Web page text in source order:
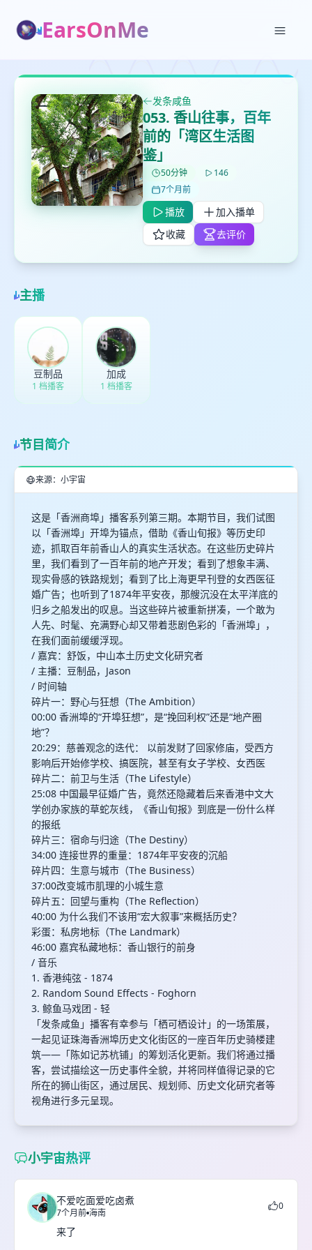
EarsOnMe
发条咸鱼
053. 香山往事，百年
前的「湾区生活图
鉴」
50分钟
146
7个月前
播放
加入播单
收藏
去评价
主播
豆制品
1 档播客
加成
1 档播客
节目简介
来源：小宇宙
这是「香洲商埠」播客系列第三期。本期节目，我们试图
以「香洲埠」开埠为锚点，借助《香山旬报》等历史印
迹，抓取百年前香山人的真实生活状态。在这些历史碎片
里，我们看到了一百年前的地产开发；看到了想象丰满、
现实骨感的铁路规划；看到了比上海更早刊登的女西医征
婚广告；也听到了1874年平安夜，那艘沉没在太平洋底的
归乡之船发出的叹息。当这些碎片被重新拼凑，一个敢为
人先、时髦、充满野心却又带着悲剧色彩的「香洲埠」，
在我们面前缓缓浮现。
/ 嘉宾：舒饭，中山本土历史文化研究者
/ 主播：豆制品，Jason
/ 时间轴
碎片一：野心与狂想（The Ambition）
00:00 香洲埠的“开埠狂想”，是“挽回利权”还是“地产圈
地”？
20:29：慈善观念的迭代： 以前发财了回家修庙，受西方
影响后开始修学校、搞医院，甚至有女子学校、女西医
碎片二：前卫与生活（The Lifestyle）
25:08 中国最早征婚广告，竟然还隐藏着后来香港中文大
学创办家族的草蛇灰线，《香山旬报》到底是一份什么样
的报纸
碎片三：宿命与归途（The Destiny）
34:00 连接世界的重量：1874年平安夜的沉船
碎片四：生意与城市（The Business）
37:00改变城市肌理的小城生意
碎片五：回望与重构（The Reflection）
40:00 为什么我们不该用“宏大叙事”来概括历史？
彩蛋：私房地标（The Landmark）
46:00 嘉宾私藏地标：香山银行的前身
/ 音乐
1. 香港纯弦 - 1874
2. Random Sound Effects - Foghorn
3. 鲸鱼马戏团 - 轻
「发条咸鱼」播客有幸参与「栖可栖设计」的一场策展，
一起见证珠海香洲埠历史文化街区的一座百年历史骑楼建
筑——「陈如记苏杭铺」的筹划活化更新。我们将通过播
客，尝试描绘这一历史事件全貌，并将同样值得记录的它
所在的狮山街区，通过居民、规划师、历史文化研究者等
视角进行多元呈现。
小宇宙热评
不爱吃面爱吃卤煮
7个月前 海南
0
来了
✕
打分
鼠标下留人
✕
删除确认 ✕
加入播单